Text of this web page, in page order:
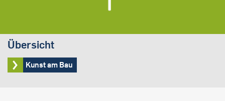
Übersicht
Kunst am Bau